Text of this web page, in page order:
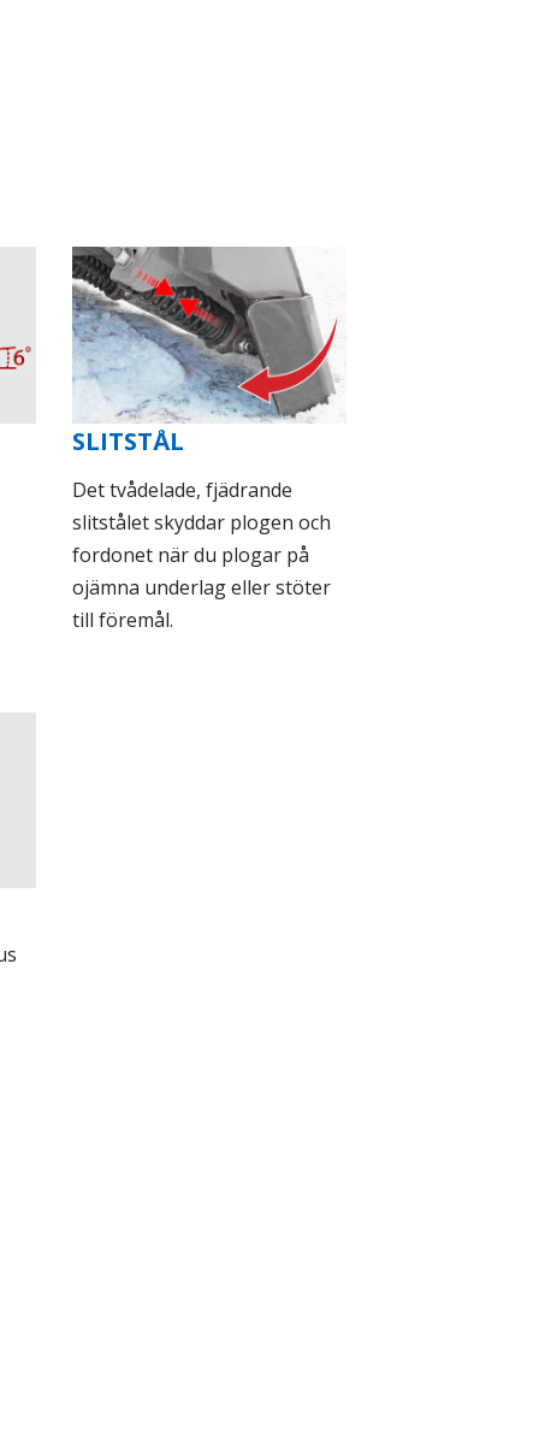
SLITSTÅL
Det tvådelade, fjädrande
slitstålet skyddar plogen och
fordonet när du plogar på
ojämna underlag eller stöter
till föremål.